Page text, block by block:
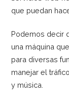
que puedan
Podemos decir
una máquina
para diversas
manejar el
y música.